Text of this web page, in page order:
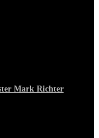
Mark Richter